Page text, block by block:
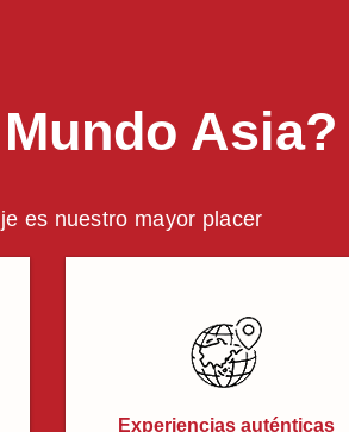
Asia?
es nuestro mayor placer
Experiencias auténticas